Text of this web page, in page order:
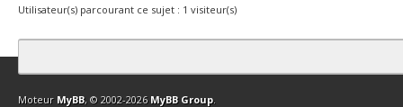
Utilisateur(s) parcourant ce sujet : 1 visiteur(s)
Contact Club Affiliation Retourner en haut Version bas-débit
Moteur MyBB, © 2002-2026 MyBB Group.